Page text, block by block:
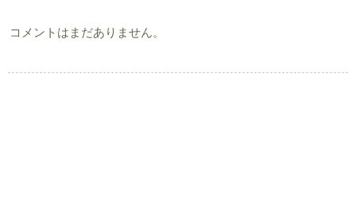
コメントはまだありません。